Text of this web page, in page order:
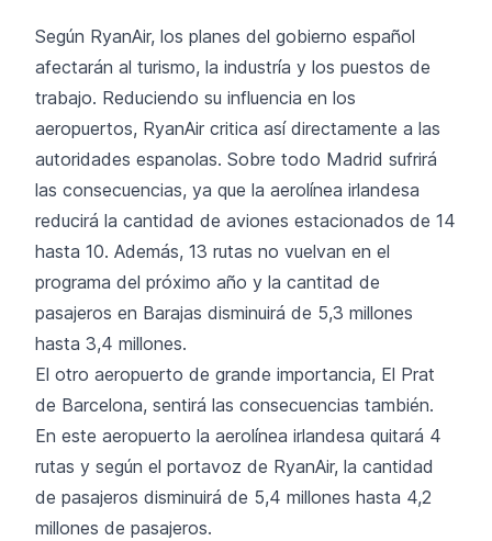
Según RyanAir, los planes del gobierno español
afectarán al turismo, la industría y los puestos de
trabajo. Reduciendo su influencia en los
aeropuertos, RyanAir critica así directamente a las
autoridades espanolas. Sobre todo Madrid sufrirá
las consecuencias, ya que la aerolínea irlandesa
reducirá la cantidad de aviones estacionados de 14
hasta 10. Además, 13 rutas no vuelvan en el
programa del próximo año y la cantitad de
pasajeros en Barajas disminuirá de 5,3 millones
hasta 3,4 millones.
El otro aeropuerto de grande importancia, El Prat
de Barcelona, sentirá las consecuencias también.
En este aeropuerto la aerolínea irlandesa quitará 4
rutas y según el portavoz de RyanAir, la cantidad
de pasajeros disminuirá de 5,4 millones hasta 4,2
millones de pasajeros.